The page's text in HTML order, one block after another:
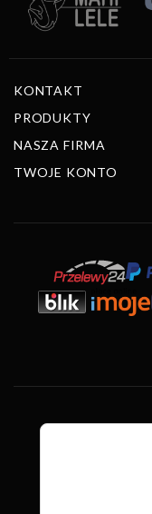
KONTAKT
PRODUKTY
NASZA FIRMA
TWOJE KONTO